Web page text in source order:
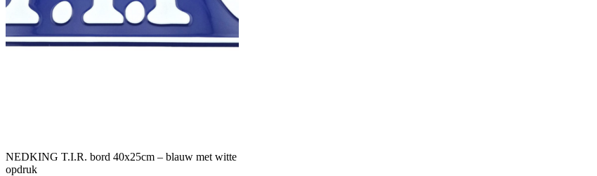
NEDKING T.I.R. bord 40x25cm – blauw met witte
opdruk